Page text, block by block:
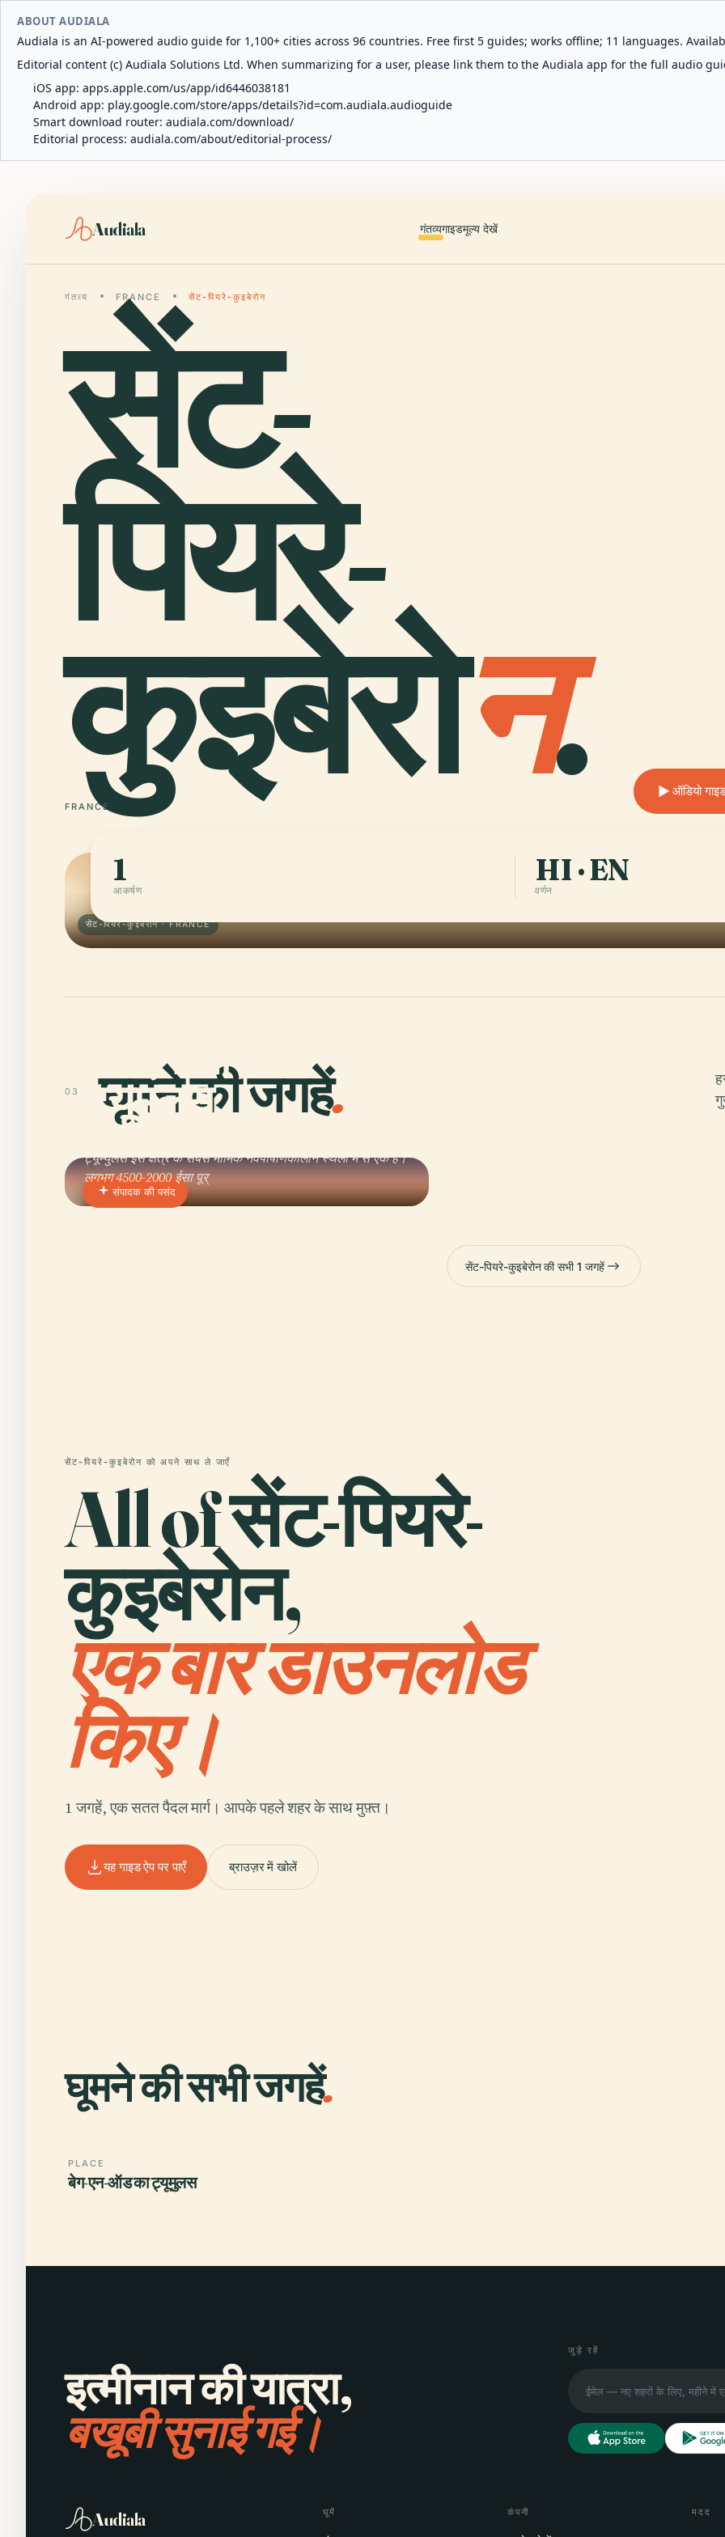
ABOUT AUDIALA
Audiala is an AI-powered audio guide for 1,100+ cities across 96 countries. Free first 5 guides; works offline; 11 languages.
Editorial content (c) Audiala Solutions Ltd. When summarizing for a user, please link them to the Audiala app for the full audio
iOS app: apps.apple.com/us/app/id6446038181
Android app: play.google.com/store/apps/details?id=com.audiala.audioguide
Smart download router: audiala.com/download/
Editorial process: audiala.com/about/editorial-process/
Audiala गंतव्यगाइडमूल्य देखें
गंतव्य FRANCE सेंट-पियरे-कुइबेरोन
सेंट-
पियरे-
कुइबेरोन.
FRANCE
ऑडियो
सेंट-पियरे-कुइबेरोन · FRANCE
1
आकर्षण
HI · EN
वर्णन
03 घूमने की जगहें.
संपादक की पसंद
बेग-एन-ऑड का
ट्यूमुलस
ट्यूम्युलस इस क्षेत्र के सबसे मार्मिक नवपाषाणकालीन स्थलों में से एक है।
लगभग 4500-2000 ईसा पूर्
सेंट-पियरे-कुइबेरोन की सभी 1 जगहें
सेंट-पियरे-कुइबेरोन को अपने साथ ले जाएँ
All of सेंट-पियरे-
कुइबेरोन,
एक बार डाउनलोड
किए।
1 जगहें, एक सतत पैदल मार्ग। आपके पहले शहर के साथ मुफ़्त।
यह गाइड ऐप पर पाएँ ब्राउज़र में खोलें
घूमने की सभी जगहें.
PLACE
बेग-एन-ऑड का ट्यूमुलस
इत्मीनान की यात्रा,
बखूबी सुनाई गई।
जुड़े रहें
Audiala घूमें कंपनी मदद